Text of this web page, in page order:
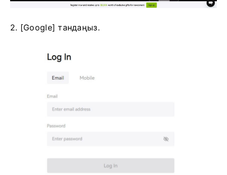
2. [Google] тандаңыз.